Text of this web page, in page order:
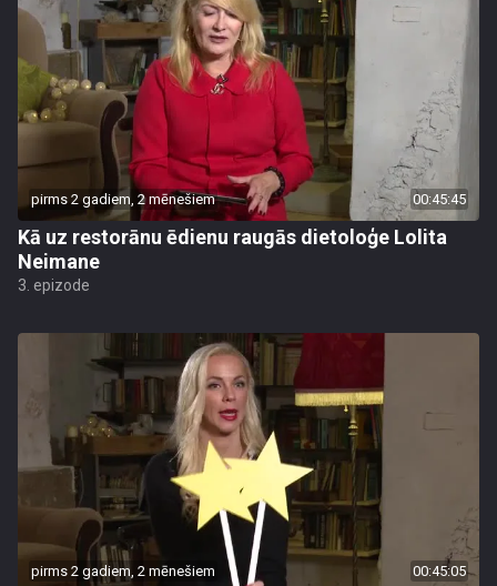
pirms 2 gadiem, 2 mēnešiem 00:45:45
Kā uz restorānu ēdienu raugās dietoloģe Lolita
Neimane
3. epizode
pirms 2 gadiem, 2 mēnešiem 00:45:05